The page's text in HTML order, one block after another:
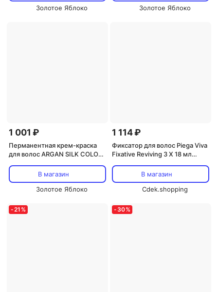
Золотое Яблоко
Золотое Яблоко
1 001 ₽
Перманентная крем-краска
для волос ARGAN SILK COLOR
В магазин
Золотое Яблоко
1 114 ₽
Фиксатор для волос Piega Viva
Fixative Reviving 3 X 18 мл
В магазин
Cdek.shopping
-21 % - 30%